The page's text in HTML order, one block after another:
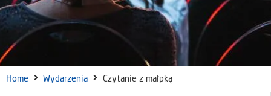
Home Wydarzenia Czytanie z małpką